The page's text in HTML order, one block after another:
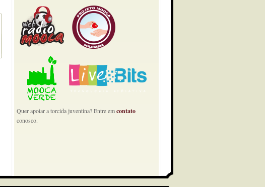
Quer apoiar a torcida juventina? Entre emcontato
conosco.